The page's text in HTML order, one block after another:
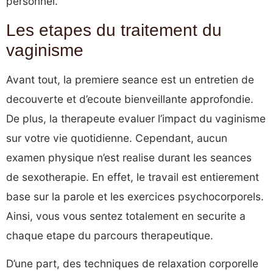
Les etapes du traitement du
vaginisme
Avant tout, la premiere seance est un entretien de
decouverte et d’ecoute bienveillante approfondie.
De plus, la therapeute evaluer l’impact du vaginisme
sur votre vie quotidienne. Cependant, aucun
examen physique n’est realise durant les seances
de sexotherapie. En effet, le travail est entierement
base sur la parole et les exercices psychocorporels.
Ainsi, vous vous sentez totalement en securite a
chaque etape du parcours therapeutique.
D’une part, des techniques de relaxation corporelle